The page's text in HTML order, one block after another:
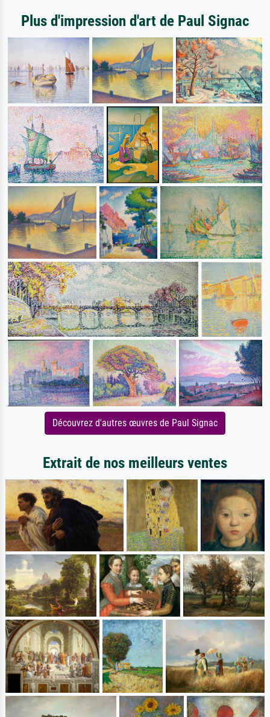
Plus d'impression d'art de Paul Signac
Découvrez d'autres œuvres de Paul Signac
Extrait de nos meilleurs ventes